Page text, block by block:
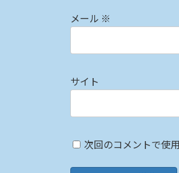
メール ※
サイト
次回のコメントで使